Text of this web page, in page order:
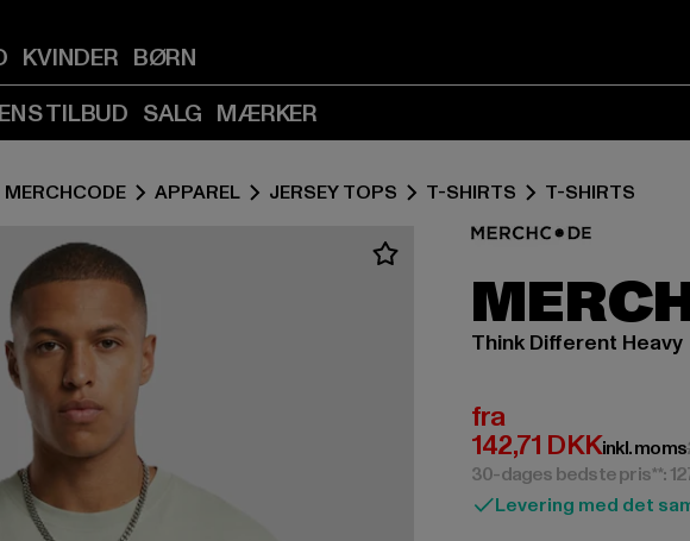
Indhold
på
Sidefod
på
KVINDER BØRN
TILBUD SALG MÆRKER
MERCHCODE APPAREL JERSEY TOPS T-SHIRTS T-SHIRTS
Think Different Heavy
fra
142,71 DKK
Nuværende pris:
inkl. moms
30-dages bedste pris**:
Levering med det